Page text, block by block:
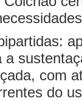
a
com
do